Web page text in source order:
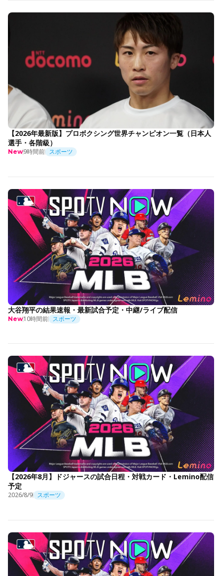
【2026年最新版】プロボクシング世界チャンピオン一覧（日本人
選手・各階級）
New9時間前 スポーツ
大谷翔平の結果速報・最新試合予定・中継/ライブ配信
New10時間前 スポーツ
【2026年8月】ドジャースの試合日程・対戦カード・Lemino配信
予定
2026/8/9 スポーツ